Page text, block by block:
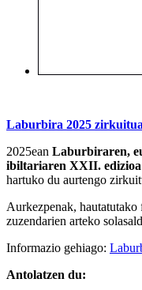
Laburbira 2025 zirkuitua
2025ean Laburbiraren,
ibiltariaren XXII. edizioa
hartuko du aurtengo
Aurkezpenak,
zuzendarien arteko
Informazio gehiago:
Antolatzen du: